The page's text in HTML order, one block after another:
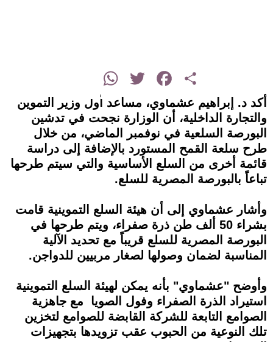
Share
Facebook
Twitter
WhatsApp
أكد د. إبراهيم عشماوي، مساعد أول وزير التموين
والتجارة الداخلية، أن الوزارة نجحت في تدشين
البورصة السلعية في نوفمبر الماضي، من خلال
طرح سلعة القمح المستورد بالإضافة إلى دراسة
قائمة أخرى من السلع الأساسية والتي سيتم طرحها
تباعاً بالبورصة المصرية للسلع.
وأشار عشماوي إلى أن هيئة السلع التموينية قامت
بشراء 50 ألف طن ذرة صفراء، ويتم طرحها في
البورصة المصرية للسلع قريباً مع تحديد الآلية
المناسبة لضمان وصولها لصغار مربيين للدواجن.
وأوضح "عشماوي" بأنه يمكن لهيئة السلع التموينية
استيراد الذرة الصفراء وفول الصويا مع جاهزية
الصوامع التابعة للشركة القابضة للصوامع لتخزين
تلك النوعية من الحبوب عقب تزويدها بتجهيزات